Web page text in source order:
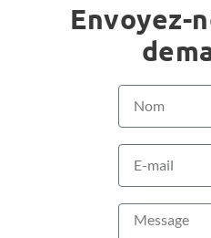
Envoyez-
Nom
E-
mail
Message